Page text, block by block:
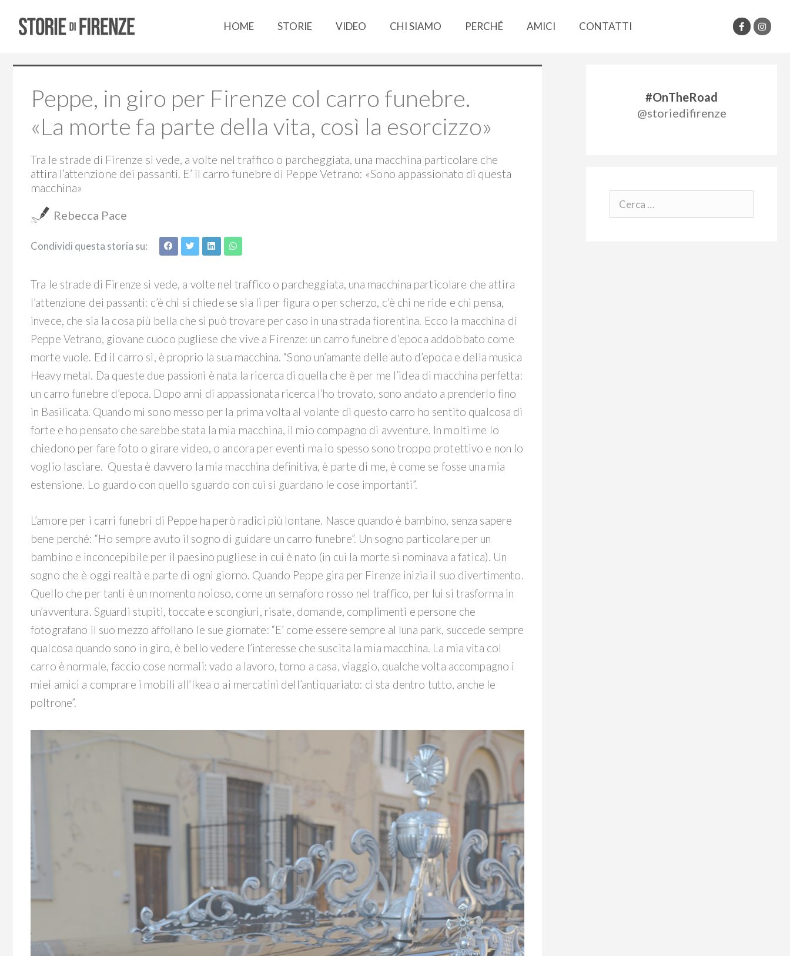
HOME STORIE VIDEO CHI SIAMO PERCHÉ AMICI CONTATTI
Peppe, in giro per Firenze col carro funebre.
«La morte fa parte della vita, così la esorcizzo»
Tra le strade di Firenze si vede, a volte nel traffico o parcheggiata, una macchina particolare che
attira l’attenzione dei passanti. E’ il carro funebre di Peppe Vetrano: «Sono appassionato di questa
macchina»
Rebecca Pace
Condividi questa storia su:
Tra le strade di Firenze si vede, a volte nel traffico o parcheggiata, una macchina particolare che attira
l’attenzione dei passanti: c’è chi si chiede se sia lì per figura o per scherzo, c’è chi ne ride e chi pensa,
invece, che sia la cosa più bella che si può trovare per caso in una strada fiorentina. Ecco la macchina di
Peppe Vetrano, giovane cuoco pugliese che vive a Firenze: un carro funebre d’epoca addobbato come
morte vuole. Ed il carro sì, è proprio la sua macchina. “Sono un’amante delle auto d’epoca e della musica
Heavy metal. Da queste due passioni è nata la ricerca di quella che è per me l’idea di macchina perfetta:
un carro funebre d’epoca. Dopo anni di appassionata ricerca l’ho trovato, sono andato a prenderlo fino
in Basilicata. Quando mi sono messo per la prima volta al volante di questo carro ho sentito qualcosa di
forte e ho pensato che sarebbe stata la mia macchina, il mio compagno di avventure. In molti me lo
chiedono per fare foto o girare video, o ancora per eventi ma io spesso sono troppo protettivo e non lo
voglio lasciare. Questa è davvero la mia macchina definitiva, è parte di me, è come se fosse una mia
estensione. Lo guardo con quello sguardo con cui si guardano le cose importanti”.
L’amore per i carri funebri di Peppe ha però radici più lontane. Nasce quando è bambino, senza sapere
bene perché: “Ho sempre avuto il sogno di guidare un carro funebre”. Un sogno particolare per un
bambino e inconcepibile per il paesino pugliese in cui è nato (in cui la morte si nominava a fatica). Un
sogno che è oggi realtà e parte di ogni giorno. Quando Peppe gira per Firenze inizia il suo divertimento.
Quello che per tanti è un momento noioso, come un semaforo rosso nel traffico, per lui si trasforma in
un’avventura. Sguardi stupiti, toccate e scongiuri, risate, domande, complimenti e persone che
fotografano il suo mezzo affollano le sue giornate: “E’ come essere sempre al luna park, succede sempre
qualcosa quando sono in giro, è bello vedere l’interesse che suscita la mia macchina. La mia vita col
carro è normale, faccio cose normali: vado a lavoro, torno a casa, viaggio, qualche volta accompagno i
miei amici a comprare i mobili all’Ikea o ai mercatini dell’antiquariato: ci sta dentro tutto, anche le
poltrone”.
#OnTheRoad
@storiedifirenze